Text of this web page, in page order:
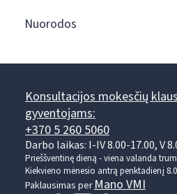
Nuorodos
Konsultacijos mokesčių
gyventojams:
+370 5 260 5060
Darbo laikas: I-IV 8.00-17.00, V
Prieššventinę dieną - viena valanda
Kiekvieno mėnesio antrą penktadienį
Paklausimas perMano VMI